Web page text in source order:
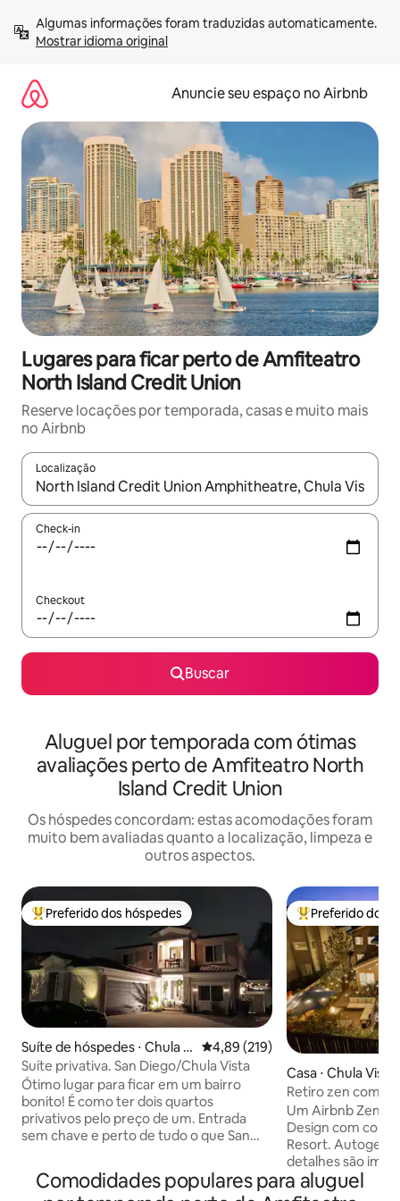
para
Mostrar idioma original
Anuncie seu espaço no Airbnb
Lugares para ficar perto de Amfiteatro
North Island Credit Union
Reserve locações por temporada, casas e muito mais
no Airbnb
Localização
Quando os resultados estiverem disponíveis, explore-os
Check-in
Checkout
Buscar
Aluguel por temporada com ótimas
avaliações perto de Amfiteatro North
Island Credit Union
Os hóspedes concordam: estas acomodações foram
muito bem avaliadas quanto a localização, limpeza e
outros aspectos.
Entre os melhores preferidos dos hóspedes
Preferido dos hóspedes
Suíte de hóspedes ⋅ Chula Vi
sta
4,89 de uma avaliação média de
4,89 (219)
Suíte privativa. San Diego/Chula Vista
Ótimo lugar para ficar em um bairro
bonito! É como ter dois quartos
privativos pelo preço de um. Entrada
sem chave e perto de tudo o que San
distância de carro do centro de San
Diego e do zoológico de San Diego, a 10
Entre os
Preferido dos
Casa ⋅ Chula Vista
Retiro zen com
hidromassagem
Um Airbnb Zen,
Design com
Resort.
detalhes são
Ocean View.
de SD; dentro de
Comodidades populares para aluguel